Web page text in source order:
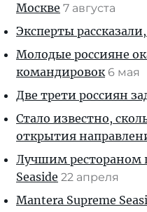
Москве 7 августа
Эксперты
Молодые россияне
командировок 6 мая
Две трети россиян
Стало известно,
открытия
Лучшим рестораном
Seaside 22 апреля
Mantera Supreme